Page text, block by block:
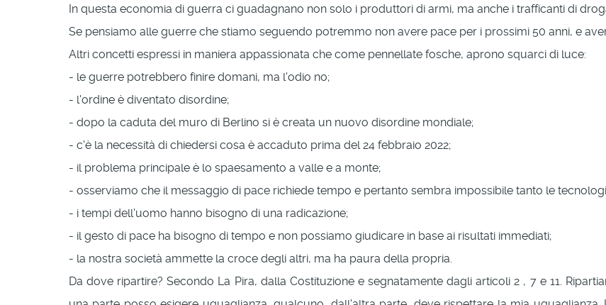
In questa economia di guerra ci guadagnano non solo i produttori di armi, ma anche i trafficanti di
Se pensiamo alle guerre che stiamo seguendo potremmo non avere pace per i prossimi 50 anni, e
Altri concetti espressi in maniera appassionata che come pennellate fosche, aprono squarci di luce:
- le guerre potrebbero finire domani, ma l'odio no;
- l'ordine è diventato disordine;
- dopo la caduta del muro di Berlino si è creata un nuovo disordine mondiale;
- c'è la necessità di chiedersi cosa è accaduto prima del 24 febbraio 2022;
- il problema principale è lo spaesamento a valle e a monte;
- osserviamo che il messaggio di pace richiede tempo e pertanto sembra impossibile tanto le
- i tempi dell'uomo hanno bisogno di una radicazione;
- il gesto di pace ha bisogno di tempo e non possiamo giudicare in base ai risultati immediati;
- la nostra società ammette la croce degli altri, ma ha paura della propria.
Da dove ripartire? Secondo La Pira, dalla Costituzione e segnatamente dagli articoli 2 , 7 e 11.